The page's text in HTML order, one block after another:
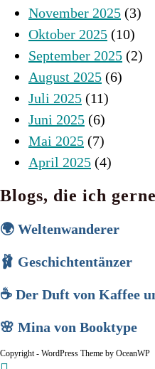
November 2025 (3)
Oktober 2025 (10)
September 2025 (2)
August 2025 (6)
Juli 2025 (11)
Juni 2025 (6)
Mai 2025 (7)
April 2025 (4)
Blogs, die ich
🌍 Weltenwanderer
🩰 Geschichtentänzer
☕ Der Duft von Kaffee
🌸 Mina von Booktype
Copyright - WordPress Theme by OceanWP